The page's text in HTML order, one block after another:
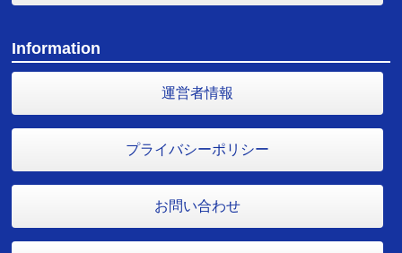
Information
運営者情報
プライバシーポリシー
お問い合わせ